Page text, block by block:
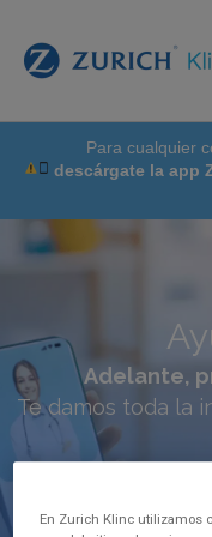
Para cualquier
descárgate la app
Adelante,
Te damos toda la
En Zurich Klinc utilizamos